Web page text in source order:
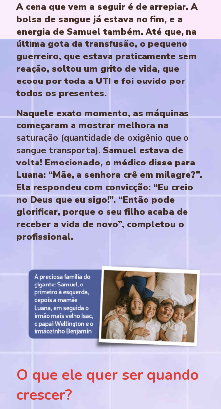
A cena que vem a seguir é de arrepiar. A
bolsa de sangue já estava no fim, e a
energia de Samuel também. Até que, na
última gota da transfusão, o pequeno
guerreiro, que estava praticamente sem
reação, soltou um grito de vida, que
ecoou por toda a UTI e foi ouvido por
todos os presentes.
Naquele exato momento, as máquinas
começaram a mostrar melhora na
saturação (quantidade de oxigênio que o
sangue transporta). Samuel estava de
volta! Emocionado, o médico disse para
Luana: “Mãe, a senhora crê em milagre?”.
Ela respondeu com convicção: “Eu creio
no Deus que eu sigo!”. “Então pode
glorificar, porque o seu filho acaba de
receber a vida de novo”, completou o
profissional.
O que ele quer ser quando
crescer?